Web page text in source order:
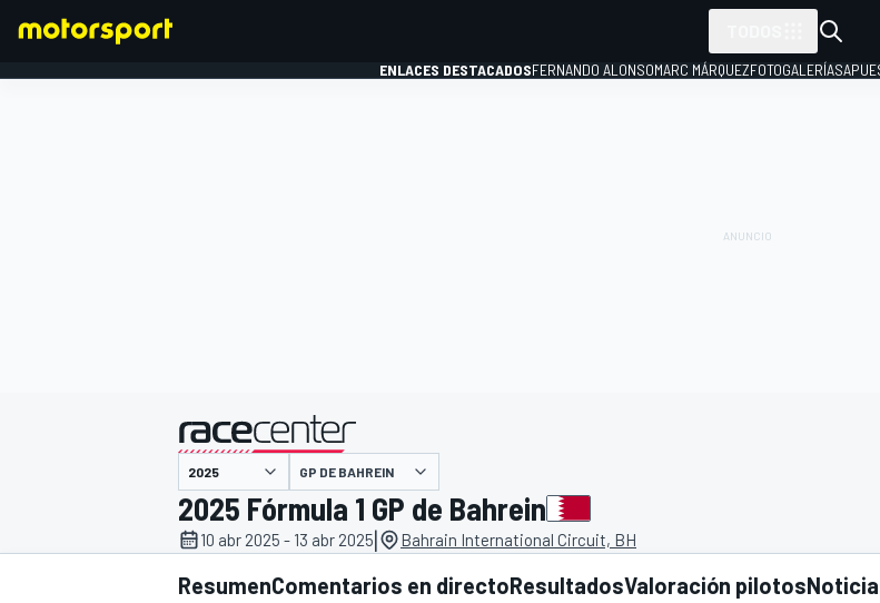
INDYCAR WRC
ENLACES DESTACADOSFERNANDO ALONSOMARC MÁRQUEZFOTOGALERÍAS
presentado por
GP DE BAHREIN
2025 Fórmula 1 GP de Bahrein
10 abr 2025 - 13 abr 2025| Bahrain International Circuit, BH
ResumenComentarios en directoResultadosValoración pilotos